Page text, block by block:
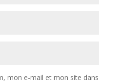
mon e-mail et mon site dans